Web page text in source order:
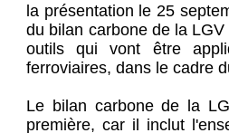
la présentation le 25
du bilan carbone de la
outils qui vont être
ferroviaires, dans le cadre
Le bilan carbone de la
première, car il inclut